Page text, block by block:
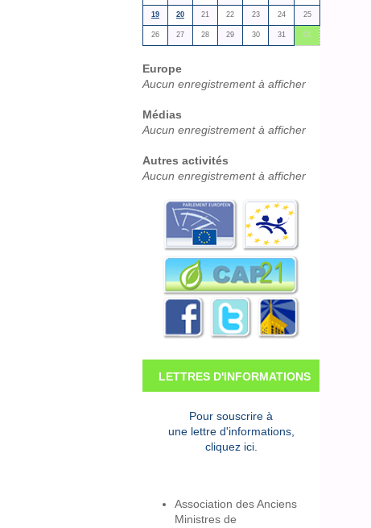
19 20 21 22 23 24 25
26 27 28 29 30 31 01
Europe
Aucun enregistrement à afficher
Médias
Aucun enregistrement à afficher
Autres activités
Aucun enregistrement à afficher
LETTRES D'INFORMATIONS
Pour souscrire à
une lettre d'informations,
cliquez ici.
Association des Anciens
Ministres de